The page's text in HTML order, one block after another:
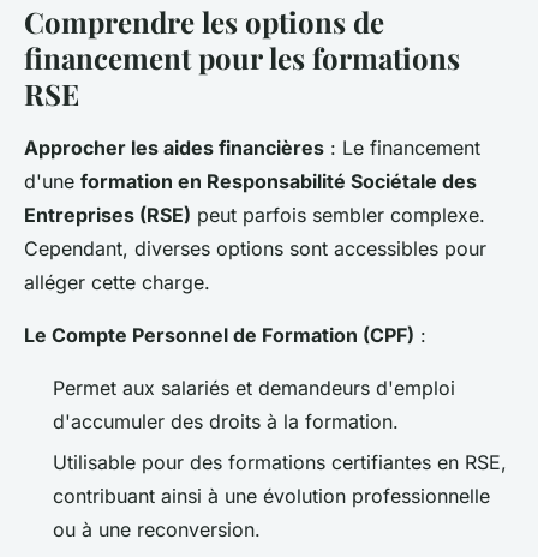
Comprendre les options de
financement pour les formations
RSE
Approcher les aides financières : Le financement
d'une formation en Responsabilité Sociétale des
Entreprises (RSE) peut parfois sembler complexe.
Cependant, diverses options sont accessibles pour
alléger cette charge.
Le Compte Personnel de Formation (CPF) :
Permet aux salariés et demandeurs d'emploi
d'accumuler des droits à la formation.
Utilisable pour des formations certifiantes en RSE,
contribuant ainsi à une évolution professionnelle
ou à une reconversion.